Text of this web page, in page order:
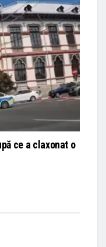
ce a claxonat o